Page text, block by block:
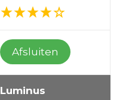
Afsluiten
Luminus